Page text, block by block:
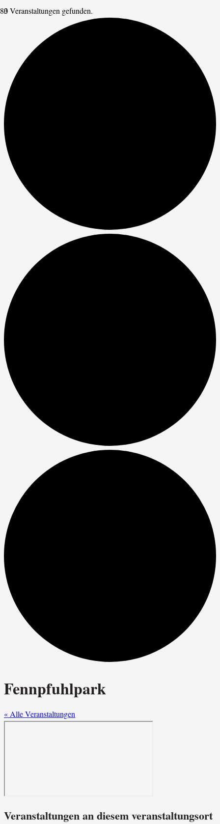
3 Veranstaltungen gefunden.
Fennpfuhlpark
« Alle Veranstaltungen
Veranstaltungen an diesem veranstaltungsort